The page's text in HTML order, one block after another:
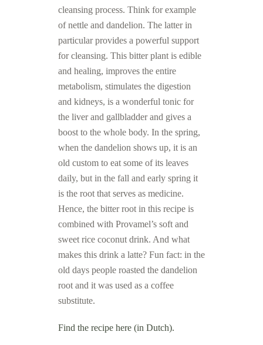
cleansing process. Think for example
of nettle and dandelion. The latter in
particular provides a powerful support
for cleansing. This bitter plant is edible
and healing, improves the entire
metabolism, stimulates the digestion
and kidneys, is a wonderful tonic for
the liver and gallbladder and gives a
boost to the whole body. In the spring,
when the dandelion shows up, it is an
old custom to eat some of its leaves
daily, but in the fall and early spring it
is the root that serves as medicine.
Hence, the bitter root in this recipe is
combined with Provamel’s soft and
sweet rice coconut drink. And what
makes this drink a latte? Fun fact: in the
old days people roasted the dandelion
root and it was used as a coffee
substitute.
Find the recipe here (in Dutch).